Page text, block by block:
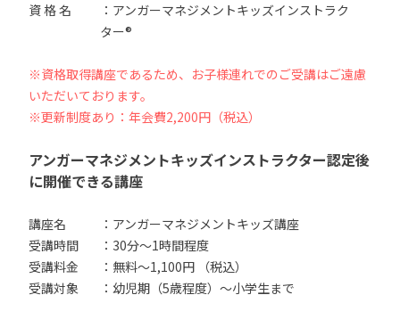
資 格 名
：アンガーマネジメントキッズインストラク
ター®
※資格取得講座であるため、お子様連れでのご受講はご遠慮
いただいております。
※更新制度あり：年会費2,200円（税込）
アンガーマネジメントキッズインストラクター認定後
に開催できる講座
講座名
：アンガーマネジメントキッズ講座
受講時間
：30分〜1時間程度
受講料金
：無料〜1,100円 （税込）
受講対象
：幼児期（5歳程度）〜小学生まで